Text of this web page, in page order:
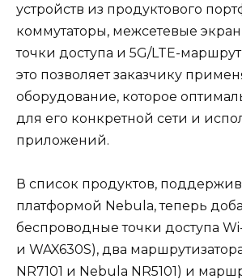
устройств из продуктового
коммутаторы, межсетевые
точки доступа и 5G/LTE-
это позволяет заказчику
оборудование, которое
для его конкретной сети и
приложений.
В список продуктов,
платформой Nebula, теперь
беспроводные точки доступа
и WAX630S), два
NR7101 и Nebula NR5101) и